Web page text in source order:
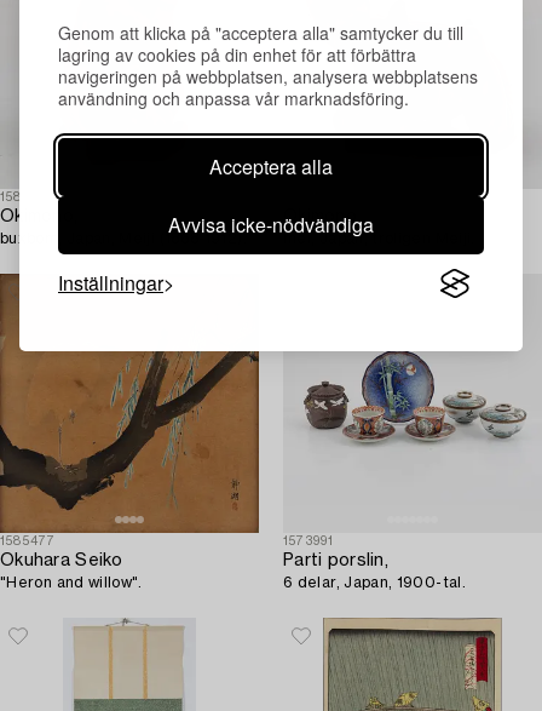
Genom att klicka på "acceptera alla" samtycker du till
lagring av cookies på din enhet för att förbättra
navigeringen på webbplatsen, analysera webbplatsens
användning och anpassa vår marknadsföring.
Acceptera alla
Avvisa icke-nödvändiga
Inställningar
1589408
Okimono,
buxbom, Japan, Meiji (1868-1912).
Okimono,
mei, Japan, troligen Meiji.
1585477
Okuhara Seiko
"Heron and willow".
1573991
Parti porslin,
6 delar, Japan, 1900-tal.